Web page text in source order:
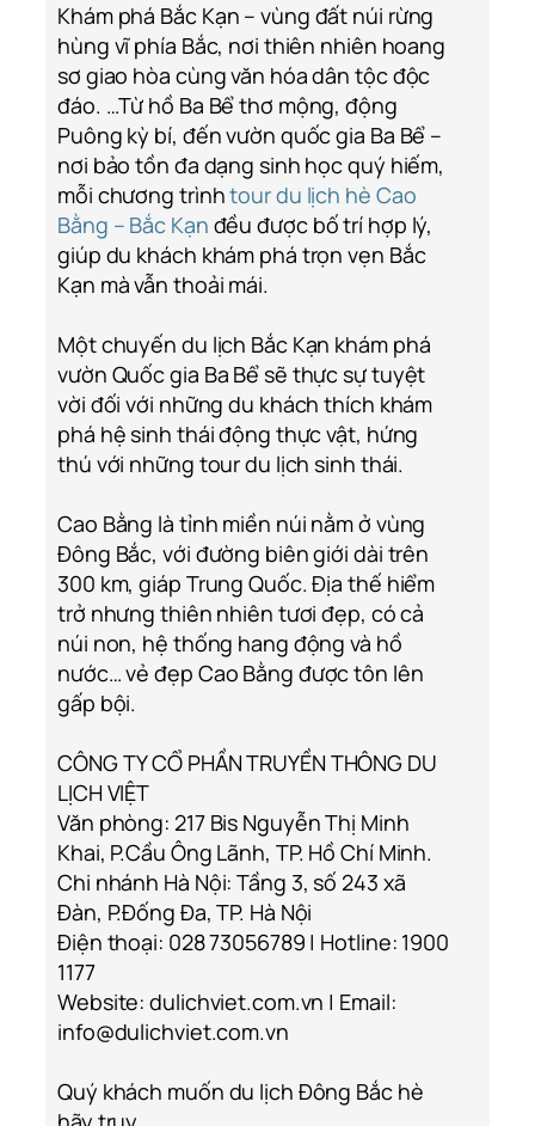
Khám phá Bắc Kạn – vùng đất núi rừng
hùng vĩ phía Bắc, nơi thiên nhiên hoang
sơ giao hòa cùng văn hóa dân tộc độc
đáo. …Từ hồ Ba Bể thơ mộng, động
Puông kỳ bí, đến vườn quốc gia Ba Bể –
nơi bảo tồn đa dạng sinh học quý hiếm,
mỗi chương trìnhtour du lịch hè Cao
Bằng – Bắc Kạn đều được bố trí hợp lý,
giúp du khách khám phá trọn vẹn Bắc
Kạn mà vẫn thoải mái.
Một chuyến du lịch Bắc Kạn khám phá
vườn Quốc gia Ba Bể sẽ thực sự tuyệt
vời đối với những du khách thích khám
phá hệ sinh thái động thực vật, hứng
thú với những tour du lịch sinh thái.
Cao Bằng là tỉnh miền núi nằm ở vùng
Đông Bắc, với đường biên giới dài trên
300 km, giáp Trung Quốc. Địa thế hiểm
trở nhưng thiên nhiên tươi đẹp, có cả
núi non, hệ thống hang động và hồ
nước… vẻ đẹp Cao Bằng được tôn lên
gấp bội.
CÔNG TY CỔ PHẦN TRUYỀN THÔNG DU
LỊCH VIỆT
Văn phòng: 217 Bis Nguyễn Thị Minh
Khai, P.Cầu Ông Lãnh, TP. Hồ Chí Minh.
Chi nhánh Hà Nội: Tầng 3, số 243 xã
Đàn, P.Đống Đa, TP. Hà Nội
Điện thoại: 028 73056789 | Hotline: 1900
1177
Website: dulichviet.com.vn | Email:
info@dulichviet.com.vn
Quý khách muốn du lịch Đông Bắc hè